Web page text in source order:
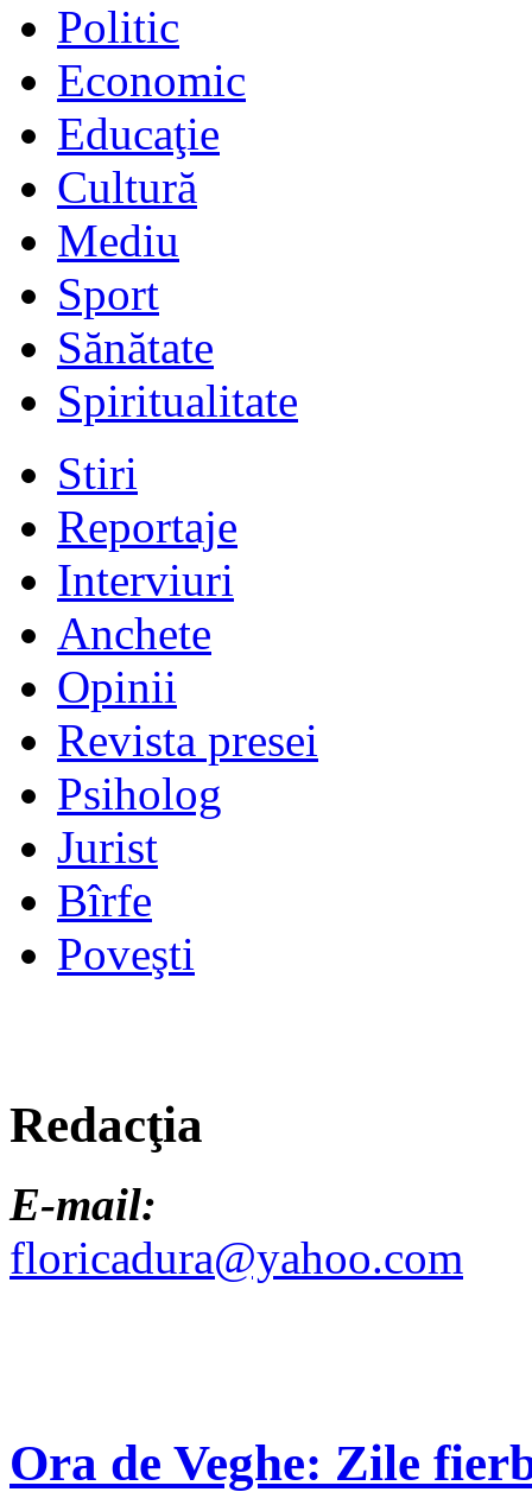
Politic
Economic
Educaţie
Cultură
Mediu
Sport
Sănătate
Spiritualitate
Stiri
Reportaje
Interviuri
Anchete
Opinii
Revista presei
Psiholog
Jurist
Bîrfe
Poveşti
Redacţia
E-mail:
floricadura@yahoo.com
Ora de Veghe: Zile